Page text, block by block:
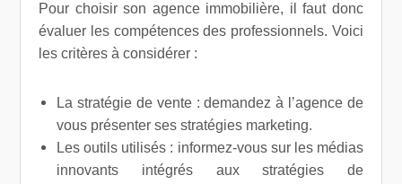
Pour choisir son agence immobilière, il faut donc
évaluer les compétences des professionnels. Voici
les critères à considérer :
La stratégie de vente : demandez à l’agence de
vous présenter ses stratégies marketing.
Les outils utilisés : informez-vous sur les médias
innovants intégrés aux stratégies de